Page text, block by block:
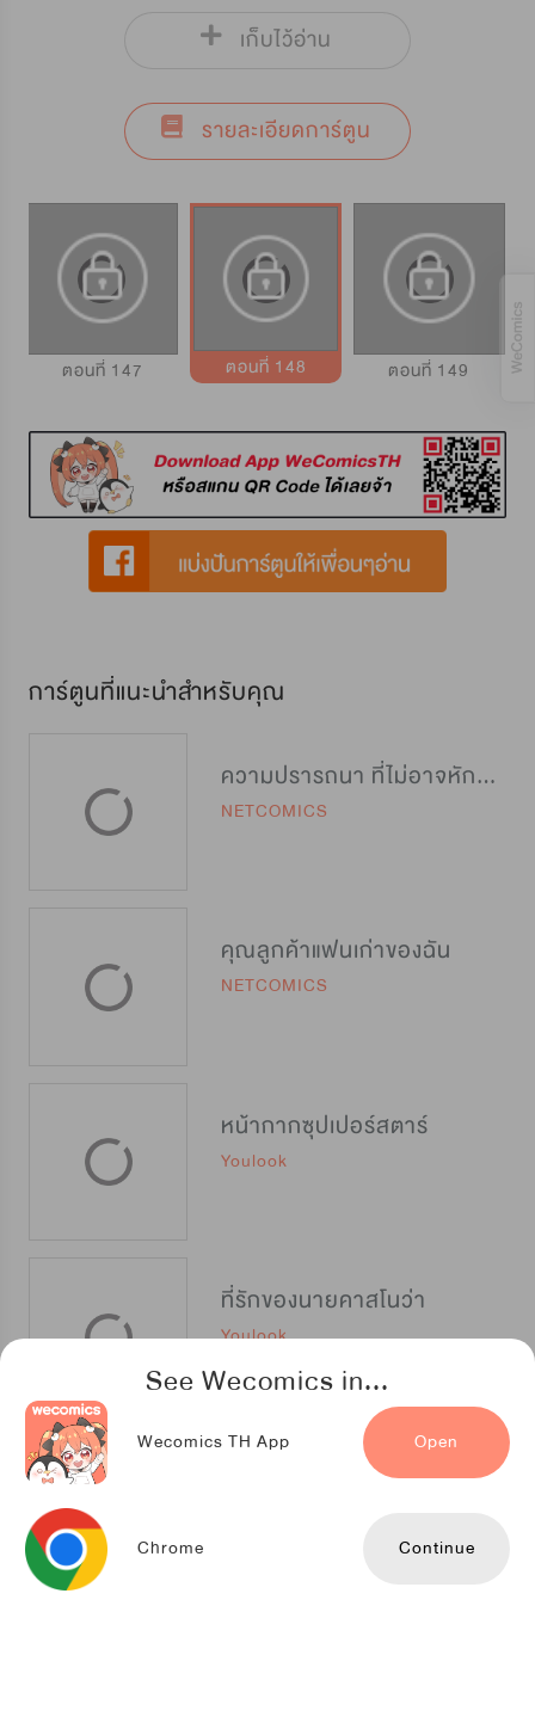
See Wecomics in...
Wecomics TH App Open
Chrome Continue
เก็บไว้อ่าน
รายละเอียดการ์ตูน
ตอนที่ 147 ตอนที่ 148 ตอนที่ 149
การ์ตูนที่แนะนำสำหรับคุณ
ความปรารถนา ที่ไม่อาจหักห้ามใจ
NETCOMICS
คุณลูกค้าแฟนเก่าของฉัน
NETCOMICS
หน้ากากซุปเปอร์สตาร์
Youlook
ที่รักของนายคาสโนว่า
Youlook